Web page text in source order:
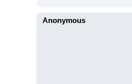
Anonymous